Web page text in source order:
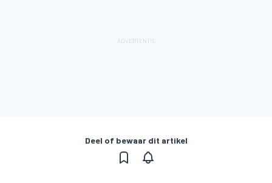
Deel of bewaar dit artikel